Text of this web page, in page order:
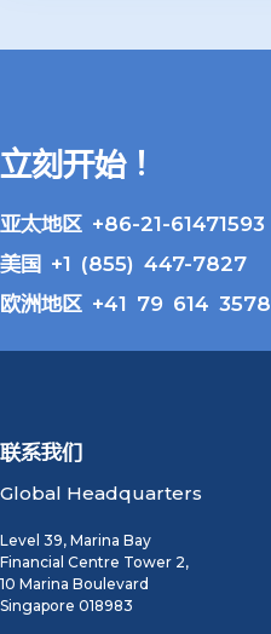
立刻开始！
亚太地区 +86-21-61471593
美国 +1 (855) 447-7827
欧洲地区 +41 79 614 3578
联系我们
Global Headquarters
Level 39, Marina Bay
Financial Centre Tower 2,
10 Marina Boulevard
Singapore 018983